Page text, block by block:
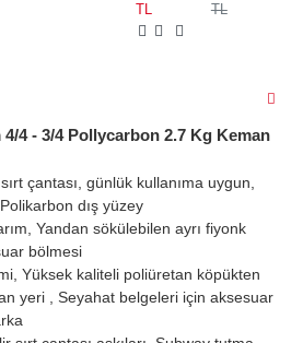
TL
TL
4 - 3/4 Pollycarbon 2.7 Kg Keman
çantası, günlük kullanıma uygun,
dış yüzey
Yandan sökülebilen ayrı fiyonk
bölmesi
Yüksek kaliteli poliüretan köpükten
yeri , Seyahat belgeleri için aksesuar